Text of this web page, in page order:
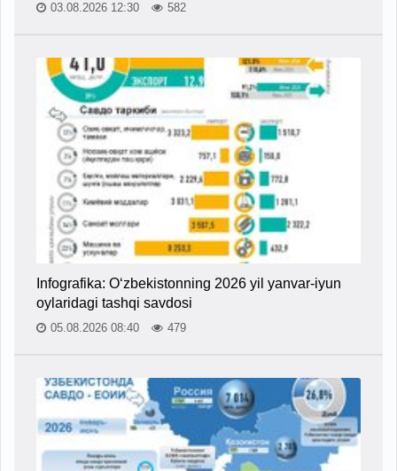
03.08.2026 12:30 582
Infografika: O‘zbekistonning 2026 yil yanvar-iyun
oylaridagi tashqi savdosi
05.08.2026 08:40 479